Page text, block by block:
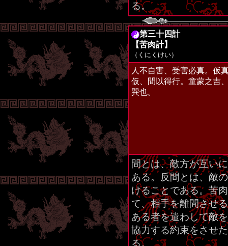
る。
第三十四計
【苦肉計】
（くにくけい）
人不自害、受害必真。仮
仮、間以得行。童蒙之吉
巽也。
間とは、敵方が互い
ある。反間とは、敵
けることである。苦
て、相手を離間させ
ある者を遣わして敵
協力する約束をさせ
る。